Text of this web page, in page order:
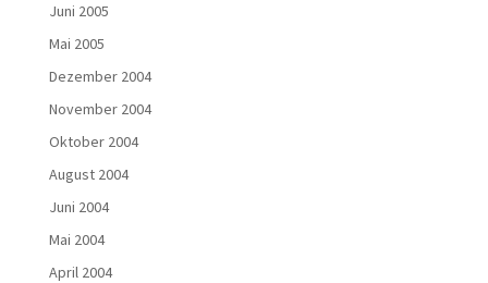
Juni 2005
Mai 2005
Dezember 2004
November 2004
Oktober 2004
August 2004
Juni 2004
Mai 2004
April 2004